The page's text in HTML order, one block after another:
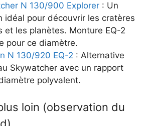
N 130/900 Explorer : Un
idéal pour découvrir les cratères
et les planètes. Monture EQ-2
pour ce diamètre.
N 130/920 EQ-2 : Alternative
Skywatcher avec un rapport
polyvalent.
loin (observation du